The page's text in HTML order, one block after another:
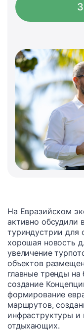
На Евразийском
активно обсудили
туриндустрии для
хорошая новость
увеличение
объектов
главные тренды
создание
формирование
маршрутов,
инфраструктуры и
отдыхающих.